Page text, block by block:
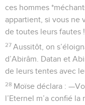
ces hommes
appartient, si vous ne
de toutes leurs fautes !
27 Aussitôt, on
d’Abirâm. Datan et
de leurs tentes avec
28 Moïse déclara :
l’Eternel m’a confié